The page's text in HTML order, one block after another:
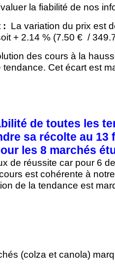
la fiabilité de nos
: La variation du prix est
+ 2.14 % (7.50 € /
des cours à la
Cet écart est
de toutes les
sa récolte au 13
les 8 marchés
de réussite car pour 6
est cohérente à
de la tendance est
(colza et canola)